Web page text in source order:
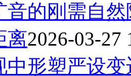
音的刚需自
离2026-03-27
中形塑严设